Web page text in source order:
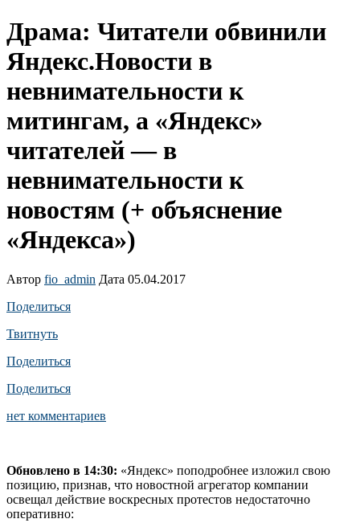
Драма: Читатели обвинили
Яндекс.Новости в
невнимательности к
митингам, а «Яндекс»
читателей — в
невнимательности к
новостям (+ объяснение
«Яндекса»)
Автор fio_admin Дата 05.04.2017
Поделиться
Твитнуть
Поделиться
Поделиться
нет комментариев
Обновлено в 14:30: «Яндекс» поподробнее изложил свою
позицию, признав, что новостной агрегатор компании
освещал действие воскресных протестов недостаточно
оперативно: